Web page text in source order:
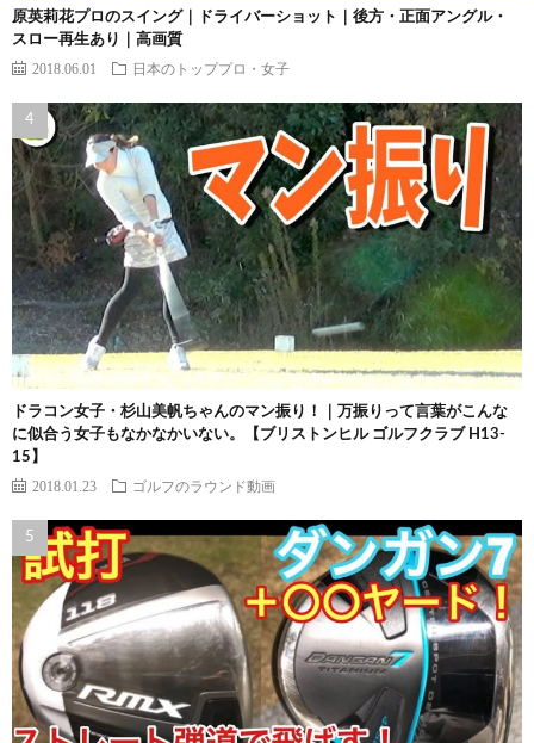
原英莉花プロのスイング｜ドライバーショット｜後方・正面アングル・
スロー再生あり｜高画質
2018.06.01 日本のトッププロ・女子
ドラコン女子・杉山美帆ちゃんのマン振り！｜万振りって言葉がこんな
に似合う女子もなかなかいない。【ブリストンヒル ゴルフクラブ H13-
15】
2018.01.23 ゴルフのラウンド動画